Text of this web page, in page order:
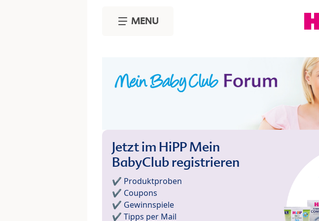
MENU
Jetzt im HiPP Mein
BabyClub registrieren
✔️ Produktproben
✔️ Coupons
✔️ Gewinnspiele
✔️ Tipps per Mail